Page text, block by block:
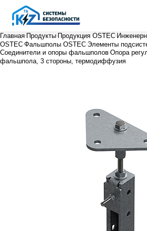
Главная Продукты Продукция OSTEC
OSTEC Фальшполы OSTEC Элементы
Соединители и опоры фальшполов Опора
фальшпола, 3 стороны, термодиффузия